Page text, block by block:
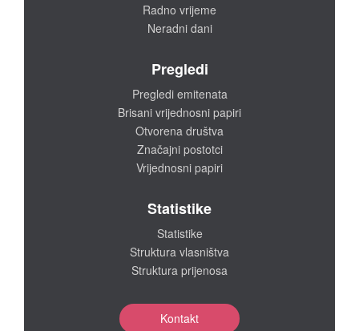
Radno vrijeme
Neradni dani
Pregledi
Pregledi emitenata
Brisani vrijednosni papiri
Otvorena društva
Značajni postotci
Vrijednosni papiri
Statistike
Statistike
Struktura vlasništva
Struktura prijenosa
Kontakt